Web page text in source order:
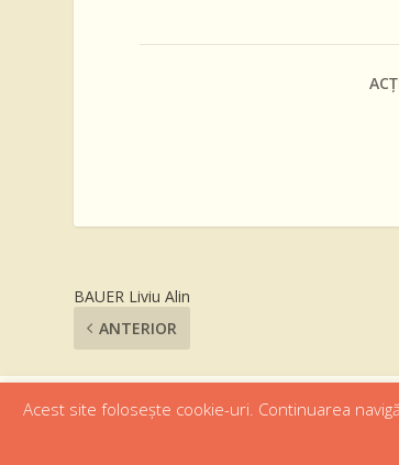
BAUER Liviu Alin
ANTERIOR
Acest site folosește cookie-uri. Continuarea